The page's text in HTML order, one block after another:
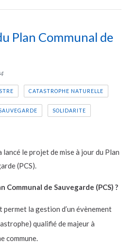
Plan Communal de
CATASTROPHE NATURELLE
SOLIDARITE
lancé le projet de mise à jour du Plan
(PCS).
Communal de Sauvegarde (PCS) ?
permet la gestion d’un évènement
qualifié de majeur à
commune.